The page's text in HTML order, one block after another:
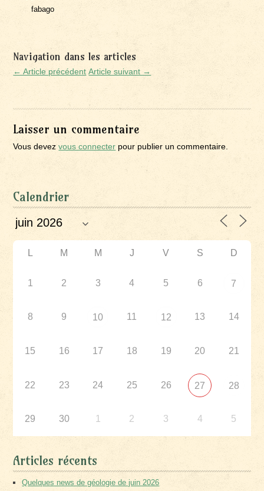
fabago
Navigation dans les articles
← Article précédent Article suivant →
Laisser un commentaire
Vous devezvous connecter pour publier un commentaire.
Calendrier
L M M J V S D
1 2 3 4 5 6 7
8 9 10 11 12 13 14
15 16 17 18 19 20 21
22 23 24 25 26 27 28
29 30 1 2 3 4 5
Articles récents
Quelques news de géologie de juin 2026